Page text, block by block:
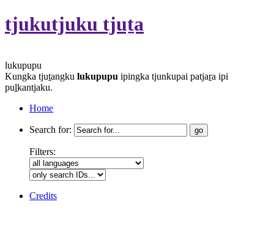
tjukutjuku tjuṯa
lukupupu
Kungka tjuṯangku lukupupu ipingka tjunkupai patjaṟa ipi
puḻkantjaku.
Home
Search for:
Filters:
Credits